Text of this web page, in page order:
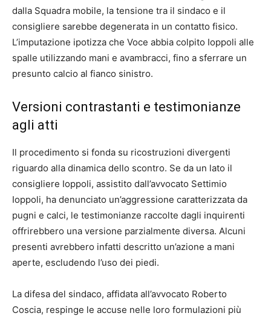
dalla Squadra mobile, la tensione tra il sindaco e il
consigliere sarebbe degenerata in un contatto fisico.
L’imputazione ipotizza che Voce abbia colpito Ioppoli alle
spalle utilizzando mani e avambracci, fino a sferrare un
presunto calcio al fianco sinistro.
Versioni contrastanti e testimonianze
agli atti
Il procedimento si fonda su ricostruzioni divergenti
riguardo alla dinamica dello scontro. Se da un lato il
consigliere Ioppoli, assistito dall’avvocato Settimio
Ioppoli, ha denunciato un’aggressione caratterizzata da
pugni e calci, le testimonianze raccolte dagli inquirenti
offrirebbero una versione parzialmente diversa. Alcuni
presenti avrebbero infatti descritto un’azione a mani
aperte, escludendo l’uso dei piedi.
La difesa del sindaco, affidata all’avvocato Roberto
Coscia, respinge le accuse nelle loro formulazioni più